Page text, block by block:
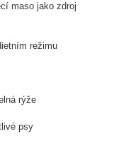
maso jako zdroj
režimu
rýže
psy